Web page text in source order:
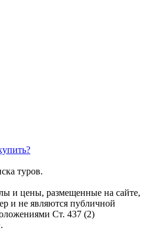
туров.
и цены, размещенные на сайте,
и не являются публичной
Ст. 437 (2)